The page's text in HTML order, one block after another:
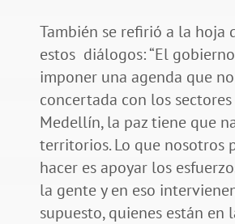
También se refirió a la hoja
estos diálogos: “El
imponer una agenda que
concertada con los
Medellín, la paz tiene que
territorios. Lo que nosotros
hacer es apoyar los
la gente y en eso
supuesto, quienes están en